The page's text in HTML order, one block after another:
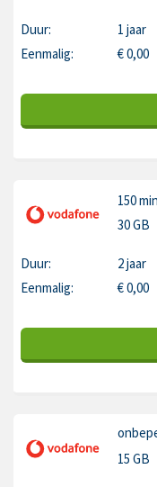
Duur:
1 jaar
Eenmalig:
€0,00
150 min
30 GB
Duur:
2 jaar
Eenmalig:
€0,00
15 GB